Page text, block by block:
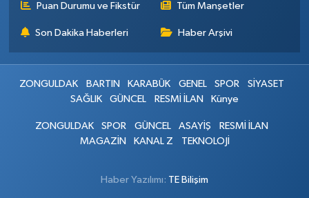
Puan Durumu ve Fikstür Tüm Manşetler
Son Dakika Haberleri Haber Arşivi
ZONGULDAK BARTIN KARABÜK GENEL SPOR
SİYASET
SAĞLIK
GÜNCEL RESMİ İLAN Künye
ZONGULDAK SPOR GÜNCEL ASAYİŞ
RESMİ İLAN
MAGAZİN
KANAL Z TEKNOLOJİ
Haber Yazılımı: TE Bilişim